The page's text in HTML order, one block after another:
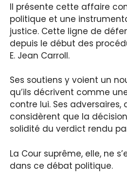
Il présente cette affaire
politique et une
justice. Cette ligne de
depuis le début des
E. Jean Carroll.
Ses soutiens y voient un
qu’ils décrivent comme
contre lui. Ses adversaires,
considèrent que la
solidité du verdict rendu
La Cour suprême, elle, ne
dans ce débat politique.